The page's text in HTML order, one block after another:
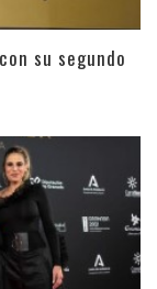
su segundo